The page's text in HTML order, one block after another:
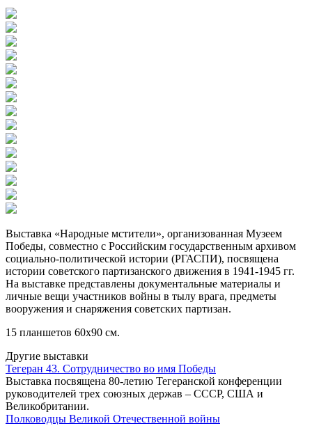
Выставка «Народные мстители», организованная Музеем
Победы, совместно с Российским государственным архивом
социально-политической истории (РГАСПИ), посвящена
истории советского партизанского движения в 1941-1945 гг.
На выставке представлены документальные материалы и
личные вещи участников войны в тылу врага, предметы
вооружения и снаряжения советских партизан.
15 планшетов 60x90 см.
Другие выставки
Тегеран 43. Сотрудничество во имя Победы
Выставка посвящена 80-летию Тегеранской конференции
руководителей трех союзных держав – СССР, США и
Великобритании.
Полководцы Великой Отечественной войны